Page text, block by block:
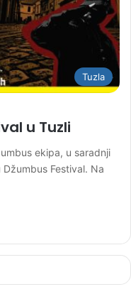
Tuzla
u Tuzli
ekipa, u saradnji
Džumbus Festival. Na